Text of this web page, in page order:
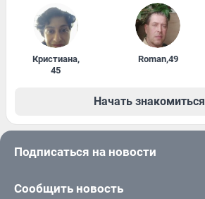
Кристиана,
45
Roman,49
Начать знакомиться
Подписаться на новости
Сообщить новость